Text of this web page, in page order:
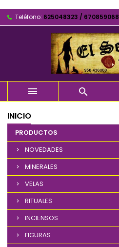
Teléfono: 625048323 / 670859068
 
INICIO
PRODUCTOS
NOVEDADES
MINERALES
VELAS
RITUALES
INCIENSOS
FIGURAS